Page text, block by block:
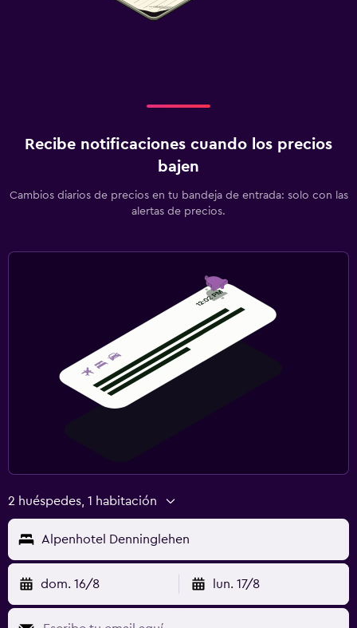
Recibe notificaciones cuando los precios
bajen
Cambios diarios de precios en tu bandeja de entrada: solo con las
alertas de precios.
2 huéspedes, 1 habitación
Alpenhotel Denninglehen
dom. 16/8 lun. 17/8